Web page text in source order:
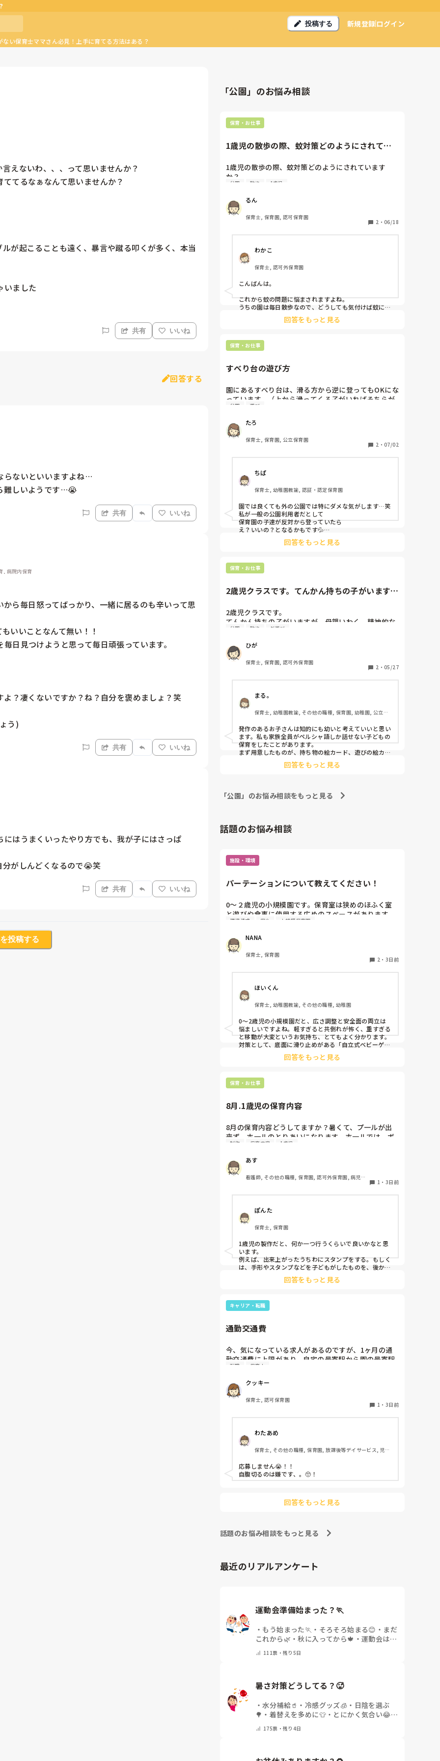
投稿する 新規登録ログイン
ない保育士ママさん必見！上手に育てる方法はある？
えないわ、、、って思いませんか？
てるなぁなんて思いませんか？
が起こることも遠く、暴言や蹴る叩くが多く、本当
いました
共有 いいね
回答する
らないといいますよね…
難しいようです…😭
共有 いいね
, 病院内保育
ら毎日怒ってばっかり、一緒に居るのも辛いって思
いいことなんて無い！！
日見つけようと思って毎日頑張っています。
？凄くないですか？ね？自分を褒めましょ？笑
う)
共有 いいね
はうまくいったやり方でも、我が子にはさっぱ
分がしんどくなるので😭笑
共有 いいね
投稿する
「公園」のお悩み相談
保育・お仕事
1歳児の散歩の際、蚊対策どのようにされてい
1歳児の散歩の際、蚊対策どのようにされています
か？
・蚊の多い公園は避ける
・子どもやそのまわりをよく見る
刺された後ではなく、刺されないようにする対策をお
教え願いたいです。
公園 散歩 1歳児
るん
保育士, 保育園, 認可保育園
2 ・ 06/18
わかこ
保育士, 認可外保育園
こんばんは。
これから蚊の問題に悩まされますよね。
うちの園は毎日散歩なので、どうしても気付けば蚊に刺
されてしまっています。
スプレーは使用していません。
効果は分かりませんが、家庭で服に貼る虫除けパッチを
タパタ、蚊が来ないようにあおいでいます。
得策ではないですが、お互い蚊の時期乗り切りましょ
う。
回答をもっと見る
保育・お仕事
すべり台の遊び方
園にあるすべり台は、滑る方から逆に登ってもOKにな
っています。（上から滑ってくる子がいればそちらが
優先）
ただ、散歩で公園に行ったときもそれを良しとしてい
るのはどうなのかな？とふと思います。
主任に確認したところ、園でOKと言ってるので外でだ
めにはならないとのことでしたが。
地域の方や、遠足でたくさんの子どもたちが遊ぶ場所
に行ったときに、そのルールは危険なのではないかと
考えています。
同じようなルールの園の方はいらっしゃいますか？
公園 遊び
たろ
保育士, 保育園, 公立保育園
2 ・ 07/02
ちぱ
保育士, 幼稚園教諭, 認証・認定保育園
園では良くても外の公園では特にダメな気がします…笑
私が一般の公園利用者だとして
保育園の子達が反対から登っていたら
え？いいの？となるかもです💦
基本的に逆から登るのは危険ですよね。
回答をもっと見る
保育・お仕事
2歳児クラスです。てんかん持ちの子がいます
2歳児クラスです。
てんかん持ちの子がいますが、母親いわく、精神的な
理由から痙攣が起きやすいと言われている子がいま
母親と祖母の3人で、母親は日本語出来ますが、祖母
が出来ないため、祖母に合わせて言語が日本語ではあ
りません。その為、日本語が通じている様子は見られ
ず、周りの子を見てそれを真似する姿も見られませ
中々同じケースはないと思いますが、
こういう場合、お散歩などの外遊びはどうしています
か？公園なども人が少ない場所を選ぶ、痙攣が起きた
ら全員すぐ帰園するなどの対応を考えていますが、そ
うなった場合、他の子達の気持ちを満たしてあげられ
ていないので、どうしたら良いのか分かりません。
アドバイスお願いします。
公園 散歩 外遊び
ひが
保育士, 保育園, 認可外保育園
2 ・ 05/27
まる。
保育士, 幼稚園教諭, その他の職種, 保育園, 幼稚園, 公立保
育, 学童保育, 放課後等デイサービス, 児童施設, 児童発達支
援施設, 乳児院
発作のあるお子さんは知的にも幼いと考えていいと思い
ます。私も家族全員がペルシャ語しか話せない子どもの
保育をしたことがあります。
まず用意したものが、持ち物の絵カード、遊びの絵カー
ドです。また、保護者と会話するための時計の絵カード
言語カードと音声変換機（スマホ）です。
その子どもはてんかん以外に診断はありますか？加配や
回答をもっと見る
「公園」のお悩み相談をもっと見る
話題のお悩み相談
施設・環境
パーテーションについて教えてください！
0〜２歳児の小規模園です。保育室は狭めのほふく室
と遊びや食事に使用する広めのスペースがあります。
広すぎると走り回ったりして落ち着かないので、活動
テーションがウレタンのような素材で軽いので、ちょ
っと体が当たると倒れたり、つかまり立ちが不安定な
子にとっては共倒れになったりで危険です。かと言っ
て固定してしまうと活動によって柔軟に移動すること
しっかりした重いものを置いていましたが、移動が大
変で使い勝手が悪く、子どもがぶつかって倒れた時に
怖い思いをしました。
皆さんの園ではどんなもので工夫されていますか？
環境構成 安全 小規模保育園
NANA
保育士, 保育園
2 ・ 3日前
ほいくん
保育士, 幼稚園教諭, その他の職種, 幼稚園
0〜2歳児の小規模園だと、広さ調整と安全面の両立は
悩ましいですよね。軽すぎると共倒れが怖く、重すぎる
と移動が大変というお気持ち、とてもよく分かります。
対策として、底面に滑り止めがある「自立式ベビーゲー
ト」なら、つかまり立ちでも倒れにくく移動も楽でおす
すめです。また、ストッパー付きキャスターをつけたロ
です。
今のウレタン製を活かすなら、壁や固定家具で挟む配置
回答をもっと見る
保育・お仕事
8月.1歳児の保育内容
8月の保育内容どうしてますか？暑くて、プ一ルが出
来ず、ホ一ルのとりあいになります。ホ一ルでは、ボ
一ルや平均台、風船で遊んでいます。製作で、うちわ
集中できません。1歳児クラスです、玩具で遊ばせな
がら、何人かずつよんで、やっています。何か、いい
アイデアや、工夫など、何でもいいので、教えて下さ
い。
制作 保育内容 1歳児
あす
看護師, その他の職種, 保育園, 認可外保育園, 病児保
1 ・ 3日前
ぽんた
保育士, 保育園
1歳児の製作だと、何か一つ行うくらいで良いかなと思
います。
例えば、出来上がったうちわにスタンプをする。もしく
は、手形やスタンプなどを子どもがしたものを、後から
うちわの形に切る。1歳児なんて集中できないです。興
味を持って来てくれただけで十分です。
お部屋では、ビニールシートを敷いて、片栗粉粘土、寒
天や春雨遊び、氷遊び、など間食遊びをたくさん行って
ホールに行っているクラスにお邪魔するのも良いかなと
す！
回答をもっと見る
キャリア・転職
通勤交通費
今、気になっている求人があるのですが、1ヶ月の通
勤交通費に上限があり、自宅の最寄駅から園の最寄駅
までの通勤定期代が5,000円ほどオーバーします
私としてはなかなか大きい金額なので、この時点で応
募を迷っているのですが、皆さんならどうしますか？
転職 保育士
クッキー
保育士, 認可保育園
1 ・ 3日前
わたあめ
保育士, その他の職種, 保育園, 放課後等デイサービス, 児童
応募しません😭！！
自腹切るのは嫌です、。🥺！
回答をもっと見る
話題のお悩み相談をもっと見る
最近のリアルアンケート
運動会準備始まった？🏃
・ もう始まった🏃 ・ そろそろ始まる😊 ・ まだ
これから🌿 ・秋に入ってから🍁 ・ 運動会はな
ください)
111票・残り5日
暑さ対策どうしてる？🥵
・水分補給🥤 ・ 冷感グッズ🧊 ・ 日陰を選ぶ
🌳 ・ 着替えを多めに👕・ とにかく気合い😂・
175票・残り4日